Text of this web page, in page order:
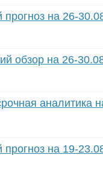
на 26-
обзор на 26-
аналитика
на 19-